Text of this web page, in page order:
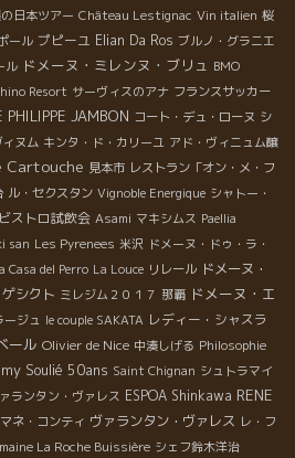
日本ツアー Château Lestignac Vin italien 桜
ール プピーユ Elian Da Ros ブルノ・グラニエ
ル ドメーヌ・ミレンヌ・ブリュ BMO
Resort サーヴィスのアナ フランスサッカー
PHILIPPE JAMBON コート・デュ・ローヌ シ
ヌム キンタ・ド・カリーユ アド・ヴィニュム醸
Cartouche 見本市 レストラン「オン・メ・フ
ル・セクスタン Vignoble Energique シャトー・
ストロ試飲会 Asami マキシムス Paellia
san Les Pyrenees 米沢 ドメーヌ・ドゥ・ラ・
del Perro La Louce リレール ドメーヌ・
シクト ミレジム２０１７ 那覇 ドメーヌ・エ
ージュ le couple SAKATA レディー・シャスラ
ール Olivier de Nice 中湊しげる Philosophie
Soulié 50ans Saint Chignan シュトラマイ
ランタン・ヴァレス ESPOA Shinkawa RENE
ネ・コンティ ヴァランタン・ヴァレス レ・フ
La Roche Buissière シェフ鈴木洋治